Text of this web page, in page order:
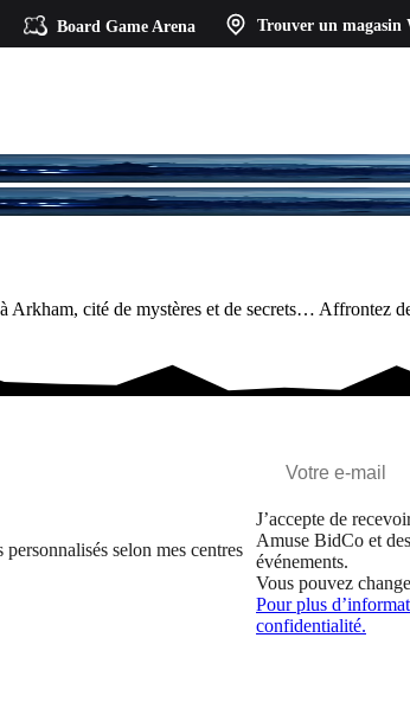
Board Game Arena Trouver un magasin
cité de mystères et de secrets… Affrontez
selon mes centres
J’accepte de
Amuse BidCo et
événements.
Vous pouvez
Pour plus
confidentialité.